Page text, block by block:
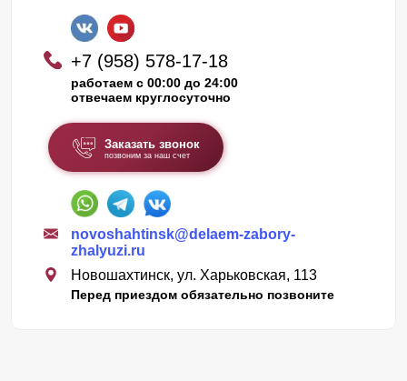
+7 (958) 578-17-18
работаем с 00:00 до 24:00
отвечаем круглосуточно
Заказать звонок
позвоним за наш счет
novoshahtinsk@delaem-zabory-
zhalyuzi.ru
Новошахтинск, ул. Харьковская, 113
Перед приездом обязательно позвоните